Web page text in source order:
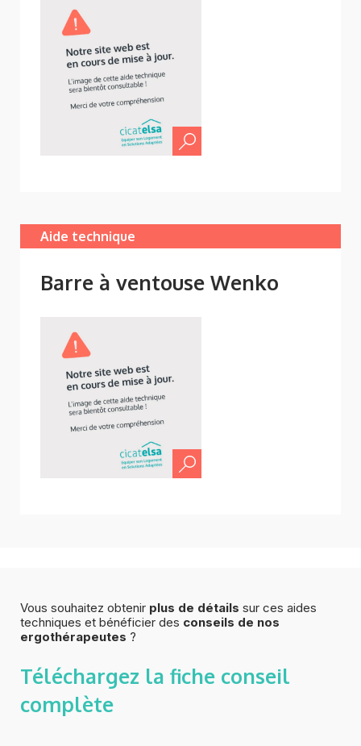
Aide technique
Barre à ventouse Wenko
Vous souhaitez obtenir plus de détails sur ces aides
techniques et bénéficier des conseils de nos
ergothérapeutes ?
Téléchargez la fiche conseil
complète